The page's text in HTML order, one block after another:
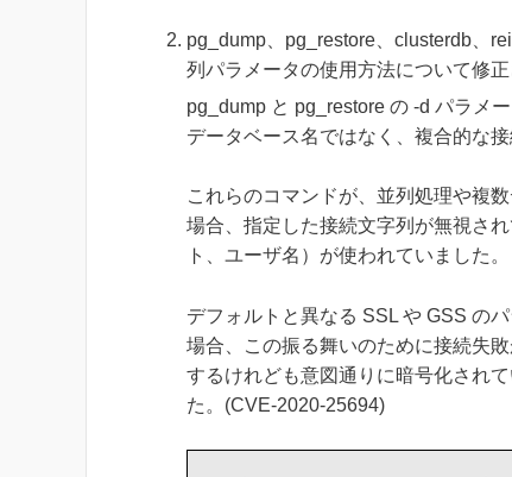
pg_dump、pg_restore、clusterdb、
列パラメータの使用方法について修
pg_dump と pg_restore の -d パラメ
データベース名ではなく、複合的な
これらのコマンドが、並列処理や複
場合、指定した接続文字列が無視さ
ト、ユーザ名）が使われていました。
デフォルトと異なる SSL や GSS の
場合、この振る舞いのために接続失
するけれども意図通りに暗号化され
た。(CVE-2020-25694)